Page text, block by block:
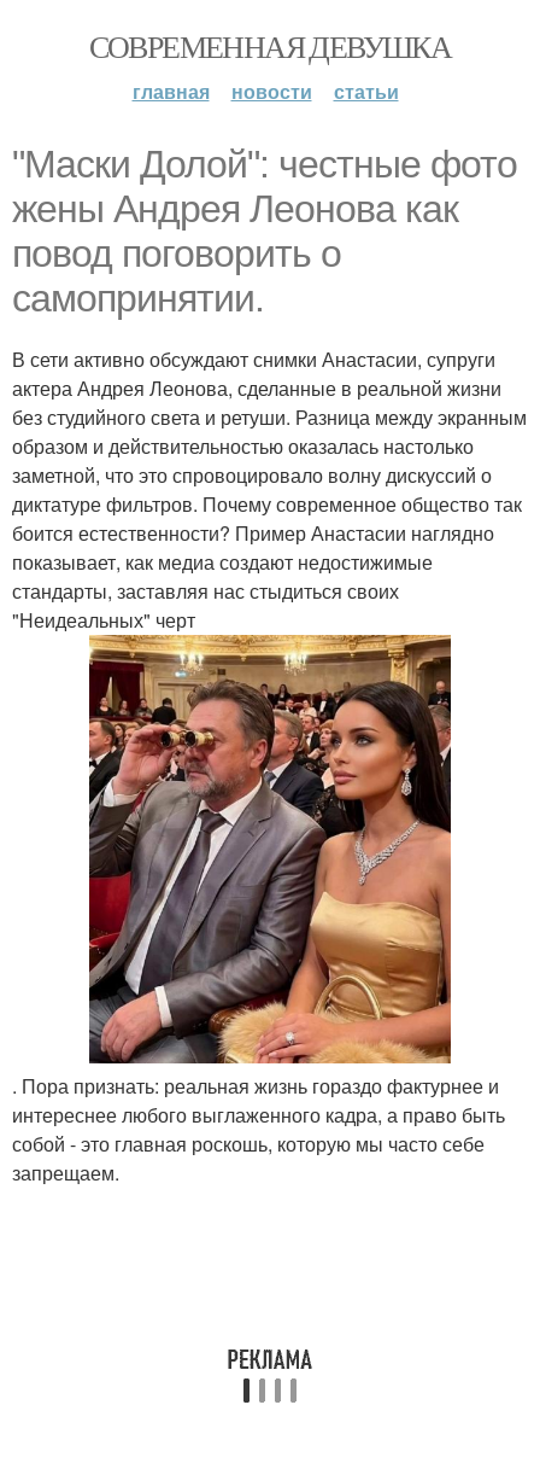
СОВРЕМЕННАЯ ДЕВУШКА
главная новости статьи
"Маски Долой": честные фото
жены Андрея Леонова как
повод поговорить о
самопринятии.
В сети активно обсуждают снимки Анастасии, супруги
актера Андрея Леонова, сделанные в реальной жизни
без студийного света и ретуши. Разница между экранным
образом и действительностью оказалась настолько
заметной, что это спровоцировало волну дискуссий о
диктатуре фильтров. Почему современное общество так
боится естественности? Пример Анастасии наглядно
показывает, как медиа создают недостижимые
стандарты, заставляя нас стыдиться своих
"Неидеальных" черт
. Пора признать: реальная жизнь гораздо фактурнее и
интереснее любого выглаженного кадра, а право быть
собой - это главная роскошь, которую мы часто себе
запрещаем.